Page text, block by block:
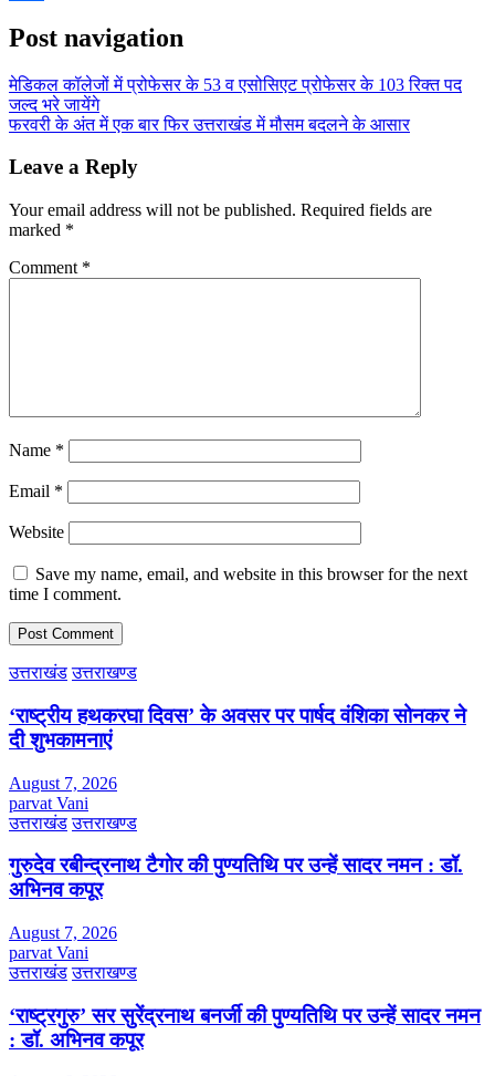
Post navigation
मेडिकल कॉलेजों में प्रोफेसर के 53 व एसोसिएट प्रोफेसर के 103 रिक्त पद
जल्द भरे जायेंगे
फरवरी के अंत में एक बार फिर उत्तराखंड में मौसम बदलने के आसार
Leave a Reply
Your email address will not be published. Required fields are
marked *
Comment *
Name *
Email *
Website
Save my name, email, and website in this browser for the next
time I comment.
उत्तराखंड उत्तराखण्ड
‘राष्ट्रीय हथकरघा दिवस’ के अवसर पर पार्षद वंशिका सोनकर ने
दी शुभकामनाएं
August 7, 2026
parvat Vani
उत्तराखंड उत्तराखण्ड
गुरुदेव रबीन्द्रनाथ टैगोर की पुण्यतिथि पर उन्हें सादर नमन : डॉ.
अभिनव कपूर
August 7, 2026
parvat Vani
उत्तराखंड उत्तराखण्ड
‘राष्ट्रगुरु’ सर सुरेंद्रनाथ बनर्जी की पुण्यतिथि पर उन्हें सादर नमन
: डॉ. अभिनव कपूर